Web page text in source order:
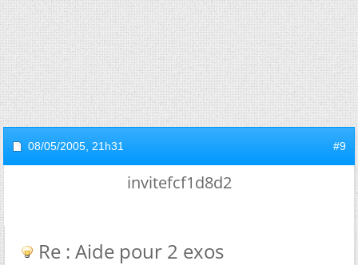
08/05/2005, 21h31 #9
invitefcf1d8d2
Re : Aide pour 2 exos